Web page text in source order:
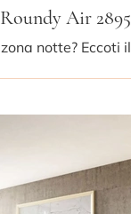
Roundy Air 2895